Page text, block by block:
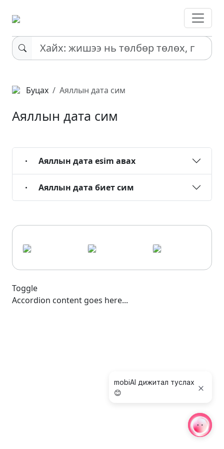
Буцах Аяллын дата сим
Аяллын дата сим
Аяллын дата esim авах
Аяллын дата биет сим
Toggle
Accordion content goes here...
mobiAI дижитал туслах
😊